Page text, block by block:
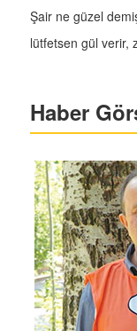
Şair ne güzel
lütfetsen gül verir,
Haber